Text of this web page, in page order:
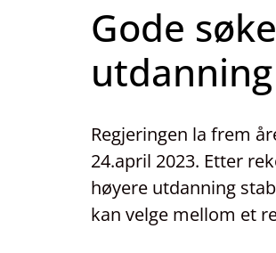
Gode
utdanning
Regjeringen la frem
24.april 2023. Etter
høyere utdanning
kan velge mellom et